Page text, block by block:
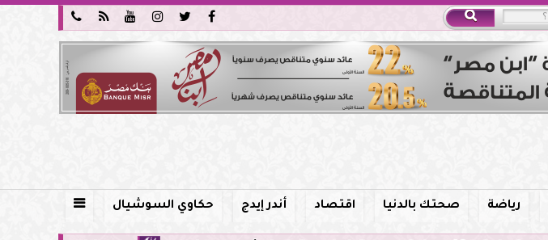






رياضة صحتك بالدنيا اقتصاد أندر إيدج حكاوي السوشيال 